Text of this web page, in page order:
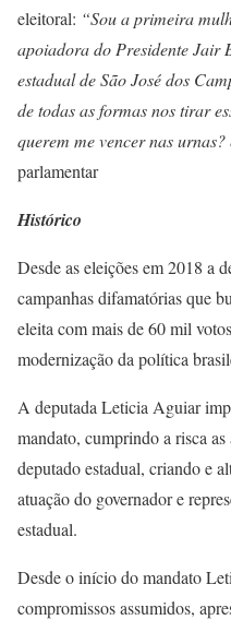
eleitoral: “Sou a primeira
apoiadora do Presidente Jair
estadual de São José dos
de todas as formas nos tirar
querem me vencer nas
parlamentar
Histórico
Desde as eleições em 2018 a
campanhas difamatórias que
eleita com mais de 60 mil
modernização da política
A deputada Leticia Aguiar
mandato, cumprindo a risca
deputado estadual, criando e
atuação do governador e
estadual.
Desde o início do mandato
compromissos assumidos,